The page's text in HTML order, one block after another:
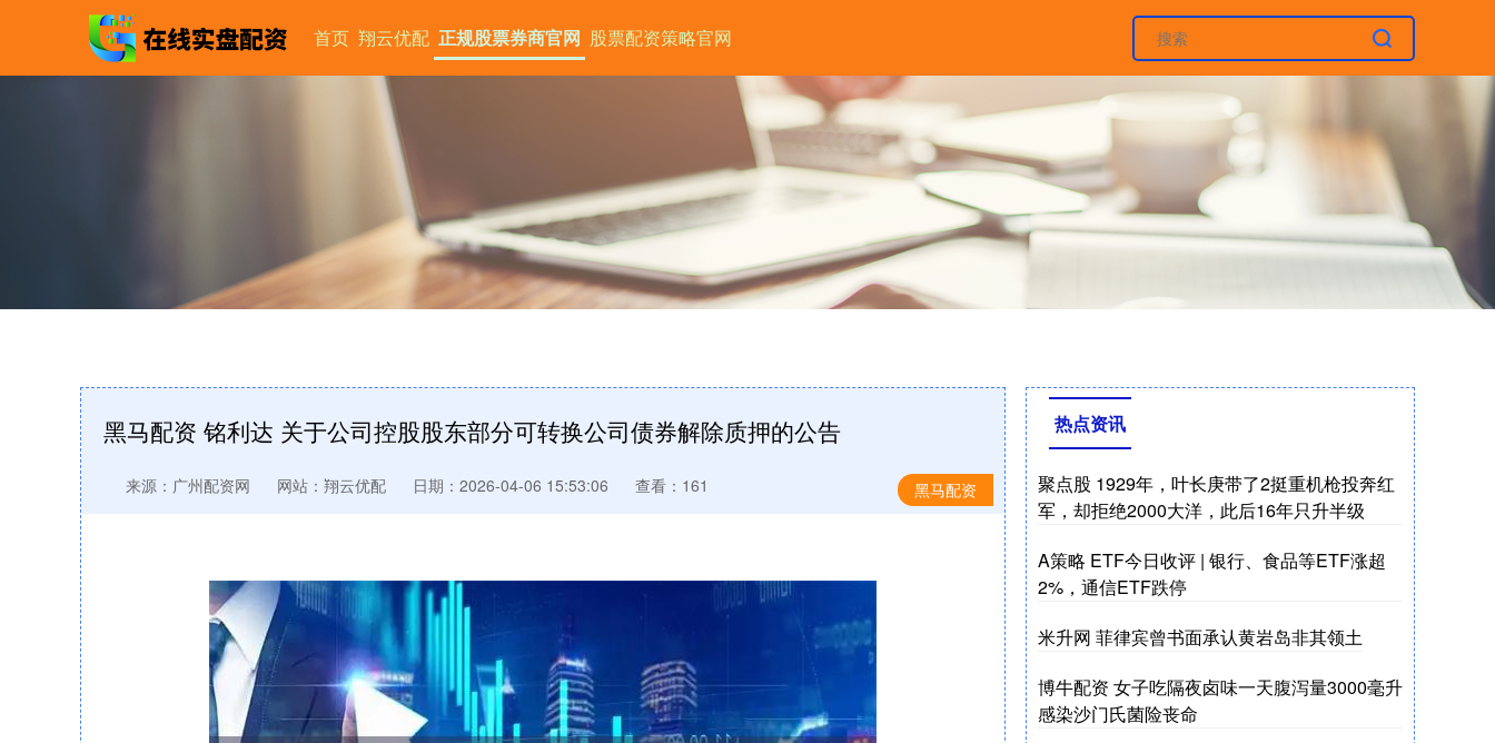
首页 翔云优配 正规股票券商官网 股票配资策略官网
黑马配资 铭利达 关于公司控股股东部分可转换公司债券解除质押的公告
黑马配资
来源：广州配资网 网站：翔云优配 日期：2026-04-06 15:53:06 查看：161
热点资讯
聚点股 1929年，叶长庚带了2挺重机枪投奔红
军，却拒绝2000大洋，此后16年只升半级
A策略 ETF今日收评 | 银行、食品等ETF涨超
2%，通信ETF跌停
米升网 菲律宾曾书面承认黄岩岛非其领土
博牛配资 女子吃隔夜卤味一天腹泻量3000毫升
感染沙门氏菌险丧命